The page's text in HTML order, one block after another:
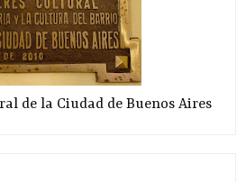
de la Ciudad de Buenos Aires